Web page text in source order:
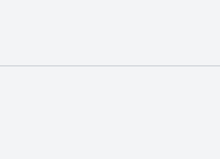
opens in new
opens in new
opens in new